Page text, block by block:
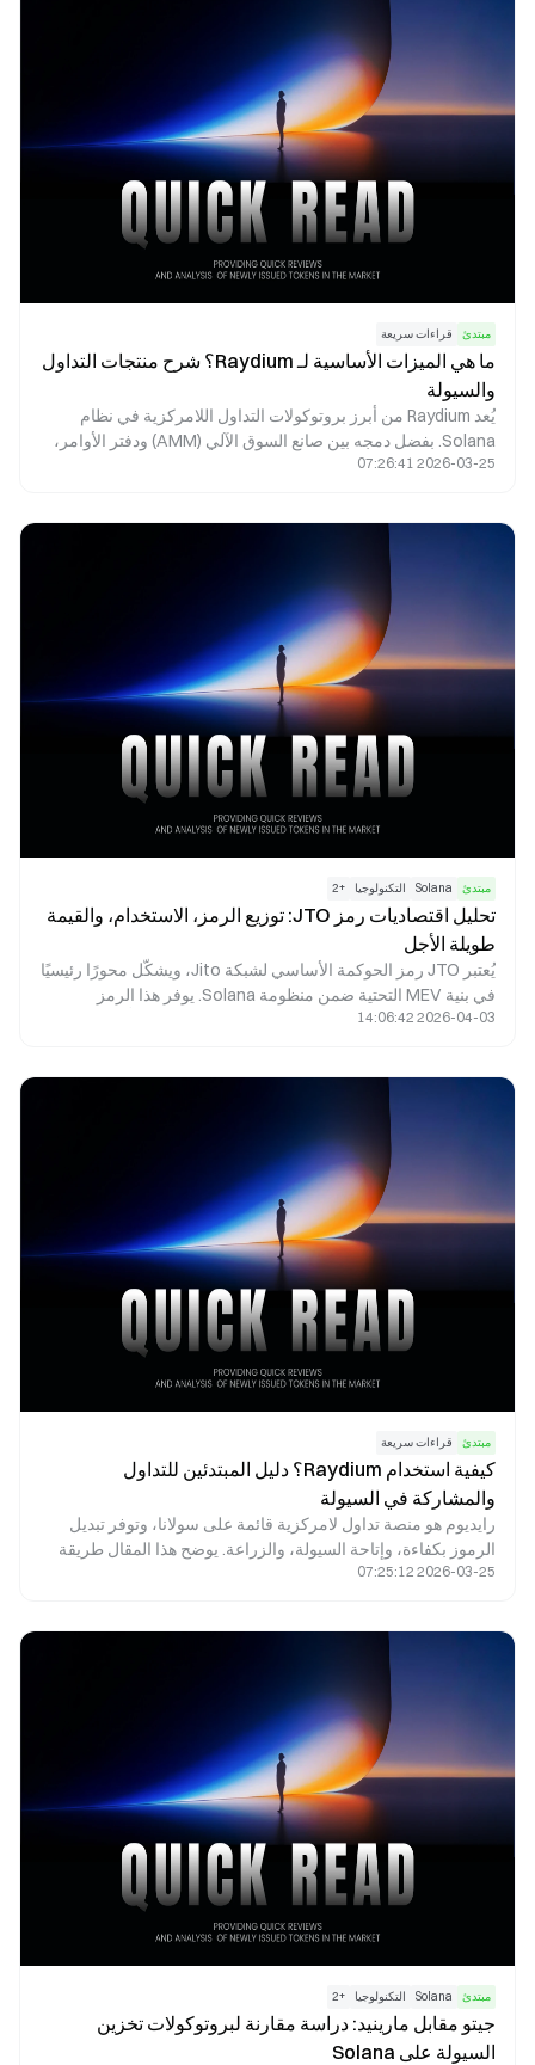
مبتدئ قراءات سريعة
ما هي الميزات الأساسية لـ Raydium؟ شرح منتجات التداول
والسيولة
يُعد Raydium من أبرز بروتوكولات التداول اللامركزية في نظام
Solana. بفضل دمجه بين صانع السوق الآلي (AMM) ودفتر الأوامر،
يوفّر عمليات مبادلة سريعة، وتعدين سيولة، وإطلاق مشاريع،
2026-03-25 07:26:41
مبتدئ Solana التكنولوجيا +
2
تحليل اقتصاديات رمز JTO: توزيع الرمز، الاستخدام، والقيمة
طويلة الأجل
يُعتبر JTO رمز الحوكمة الأساسي لشبكة Jito، ويشكّل محورًا رئيسيًا
في بنية MEV التحتية ضمن منظومة Solana. يوفر هذا الرمز
إمكانيات حوكمة فعّالة، ويحقق مواءمة بين مصالح المُدقِّقين
2026-04-03 14:06:42
مبتدئ قراءات سريعة
كيفية استخدام Raydium؟ دليل المبتدئين للتداول
والمشاركة في السيولة
رايديوم هو منصة تداول لامركزية قائمة على سولانا، وتوفر تبديل
الرموز بكفاءة، وإتاحة السيولة، والزراعة. يوضح هذا المقال طريقة
استخدام رايديوم، ويعرض خطوات التداول، ويبرز أبرز الجوانب التي
2026-03-25 07:25:12
مبتدئ Solana التكنولوجيا +
2
جيتو مقابل مارينيد: دراسة مقارنة لبروتوكولات تخزين
السيولة على Solana